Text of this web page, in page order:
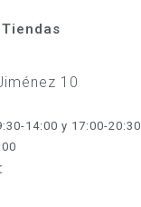
10
14:00 y 17:00-20:30